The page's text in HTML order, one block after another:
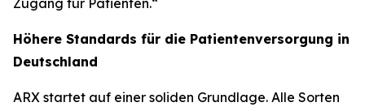
Zugang für Patienten.“
Höhere Standards für die Patientenversorgung in
Deutschland
ARX startet auf einer soliden Grundlage. Alle Sorten